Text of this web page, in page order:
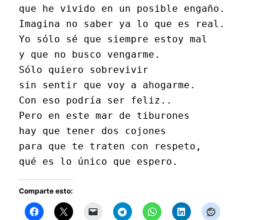
que he vivido en un posible engaño.
Imagina no saber ya lo que es real.
Yo sólo sé que siempre estoy mal
y que no busco vengarme.
Sólo quiero sobrevivir
sin sentir que voy a ahogarme.
Con eso podría ser feliz..
Pero en este mar de tiburones
hay que tener dos cojones
para que te traten con respeto,
qué es lo único que espero.
Comparte esto: